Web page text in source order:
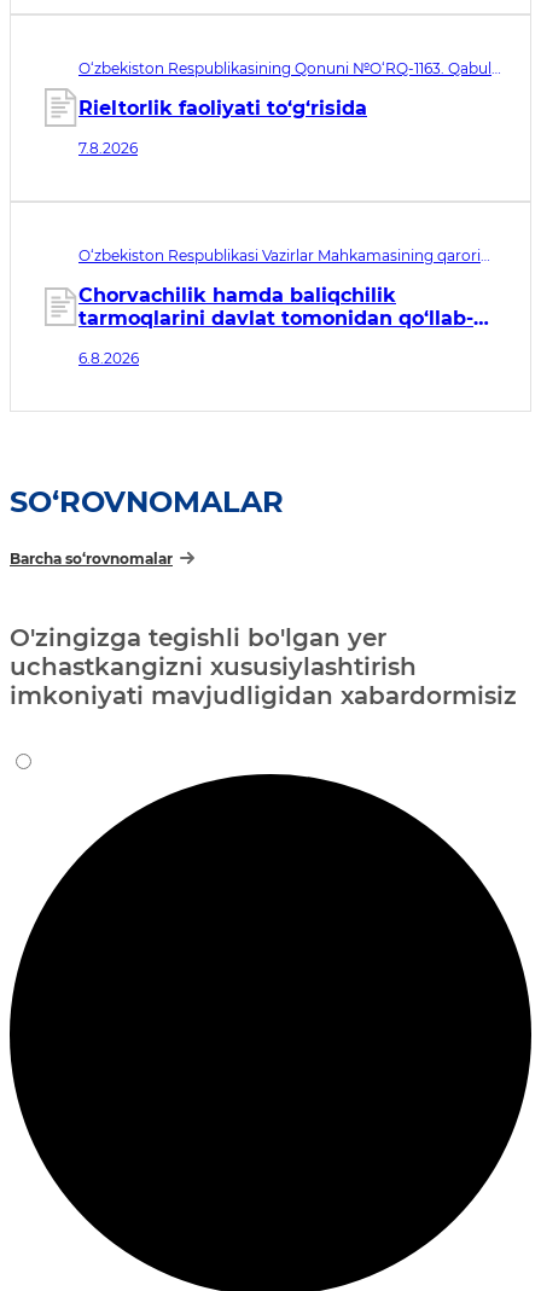
O‘zbekiston Respublikasining Qonuni №O‘RQ-1163. Qabul
Rieltorlik faoliyati to‘g‘risida
7.8.2026
O‘zbekiston Respublikasi Vazirlar Mahkamasining qarori
sanasi 07.08.2026
Chorvachilik hamda baliqchilik
tarmoqlarini davlat tomonidan qo‘llab-
tadbirlari to‘g‘risida
6.8.2026
SO‘ROVNOMALAR
Barcha so‘rovnomalar
O'zingizga tegishli bo'lgan yer
uchastkangizni xususiylashtirish
imkoniyati mavjudligidan xabardormisiz